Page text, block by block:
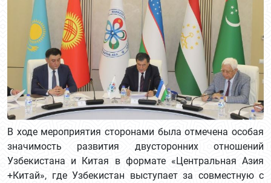
В ходе мероприятия сторонами была отмечена особая
значимость развития двусторонних отношений
Узбекистана и Китая в формате «Центральная Азия
+Китай», где Узбекистан выступает за совместную с